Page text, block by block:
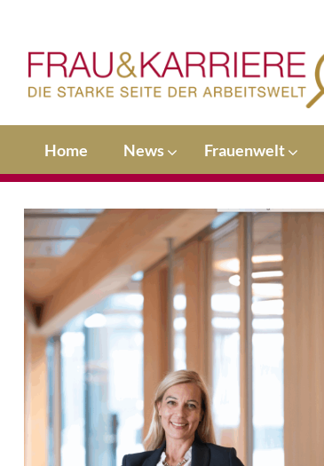
Home News Frauenwelt